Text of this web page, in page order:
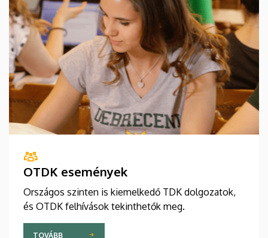
OTDK események
Országos szinten is kiemelkedő TDK dolgozatok,
és OTDK felhívások tekinthetők meg.
TOVÁBB